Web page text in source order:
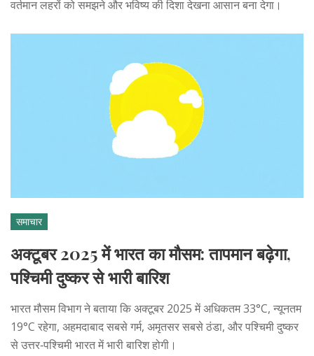
वर्तमान लहरों को समझने और भविष्य की दिशा देखना आसान बना देगा।
समाचार
अक्टूबर 2025 में भारत का मौसम: तापमान बढ़ेगा,
पश्चिमी दुष्कर से भारी बारिश
भारत मौसम विभाग ने बताया कि अक्टूबर 2025 में अधिकतम 33°C, न्यूनतम
19°C रहेगा, अहमदाबाद सबसे गर्म, अमृतसर सबसे ठंडा, और पश्चिमी दुष्कर
से उत्तर‑पश्चिमी भारत में भारी बारिश होगी।